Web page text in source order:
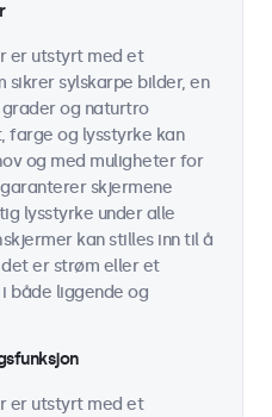
er utstyrt med et
sikrer sylskarpe bilder, en
grader og naturtro
farge og lysstyrke kan
og med muligheter for
skjermene
lysstyrke under alle
kan stilles inn til å
er strøm eller et
både liggende og
er utstyrt med et